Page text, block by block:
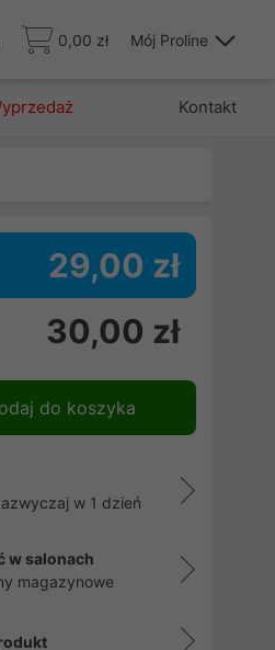
0,00 zł Mój Proline
Kontakt
29,00 zł
30,00 zł
do koszyka
w 1 dzień
w salonach
magazynowe